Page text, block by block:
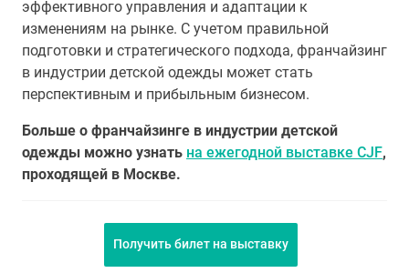
эффективного управления и адаптации к
изменениям на рынке. С учетом правильной
подготовки и стратегического подхода, франчайзинг
в индустрии детской одежды может стать
перспективным и прибыльным бизнесом.
Больше о франчайзинге в индустрии детской
одежды можно узнать на ежегодной выставке CJF,
проходящей в Москве.
Получить билет на выставку